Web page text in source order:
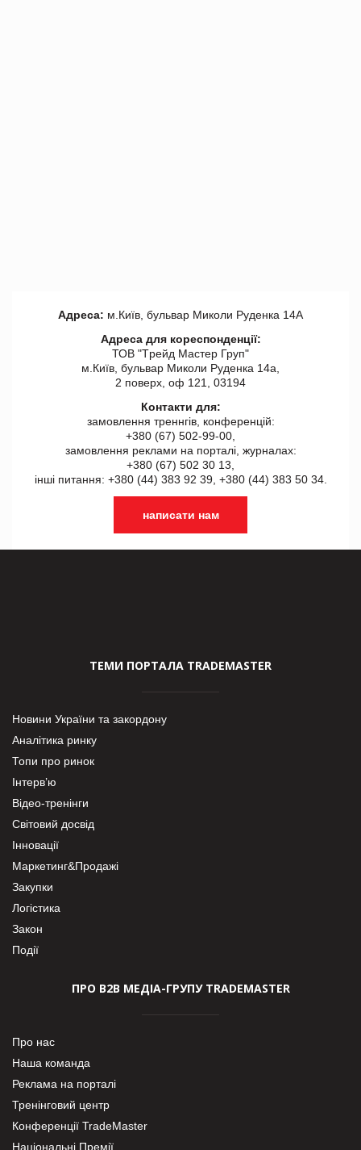
Адреса: м.Київ, бульвар Миколи Руденка 14А
Адреса для кореспонденції:
ТОВ "Tрейд Мастер Груп"
м.Київ, бульвар Миколи Руденка 14а,
2 поверх, оф 121, 03194
Контакти для:
замовлення треннгів, конференцій:
+380 (67) 502-99-00,
замовлення реклами на порталі, журналах:
+380 (67) 502 30 13,
інші питання: +380 (44) 383 92 39, +380 (44) 383 50 34.
написати нам
ТЕМИ ПОРТАЛА TRADEMASTER
Новини України та закордону
Аналітика ринку
Топи про ринок
Інтерв’ю
Відео-тренінги
Світовий досвід
Інновації
Маркетинг&Продажі
Закупки
Логістика
Закон
Події
ПРО В2В МЕДІА-ГРУПУ TRADEMASTER
Про нас
Наша команда
Реклама на порталі
Тренінговий центр
Конференції TradeMaster
Національні Премії